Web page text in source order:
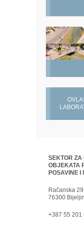
SEKTOR ZA
OBJEKATA
POSAVINE
Račanska
76300
+387 55 201